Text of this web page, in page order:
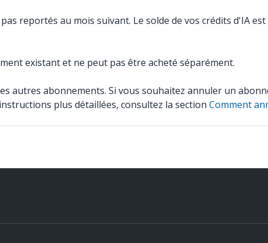
reportés au mois suivant. Le solde de vos crédits d'IA
existant et ne peut pas être acheté séparément.
autres abonnements. Si vous souhaitez annuler un
plus détaillées, consultez la section Comment